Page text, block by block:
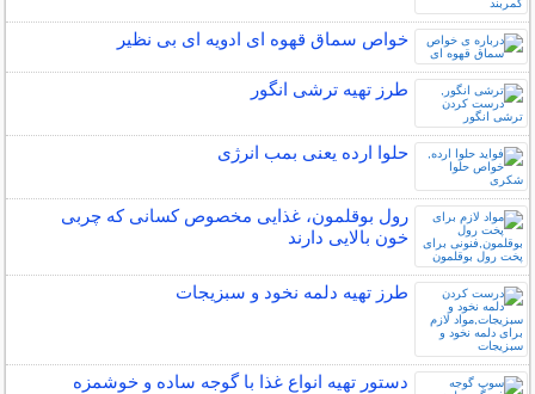
خواص سماق قهوه ای ادویه ای بی نظیر
طرز تهیه ترشی انگور
حلوا ارده یعنی بمب انرژی
رول بوقلمون، غذایی مخصوص کسانی که چربی
خون بالایی دارند
طرز تهیه دلمه نخود و سبزیجات
دستور تهیه انواع غذا با گوجه ساده و خوشمزه